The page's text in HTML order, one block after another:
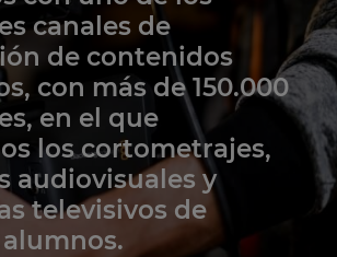
canales de
de contenidos
con más de 150.000
en el que
los cortometrajes,
audiovisuales y
televisivos de